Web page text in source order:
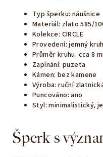
Typ šperku: náušnice
Materiál: zlato 585/
Kolekce: CIRCLE
Provedení: jemný
Průměr kruhu: cca 8
Zapínání: puzeta
Kámen: bez kamene
Výroba: ruční
Puncováno: ano
Styl: minimalistický,
Šperk s